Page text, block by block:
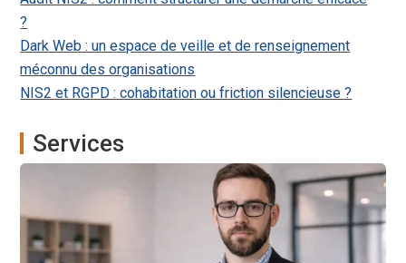
?
Dark Web : un espace de veille et de renseignement
méconnu des organisations
NIS2 et RGPD : cohabitation ou friction silencieuse ?
Services